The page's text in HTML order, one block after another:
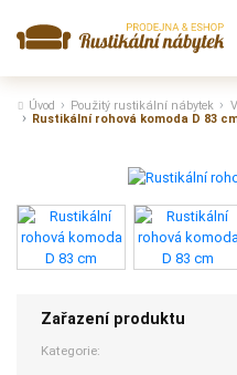
Úvod Použitý rustikální nábytek
Rustikální rohová komoda D 83
Zařazení produktu
Kategorie: